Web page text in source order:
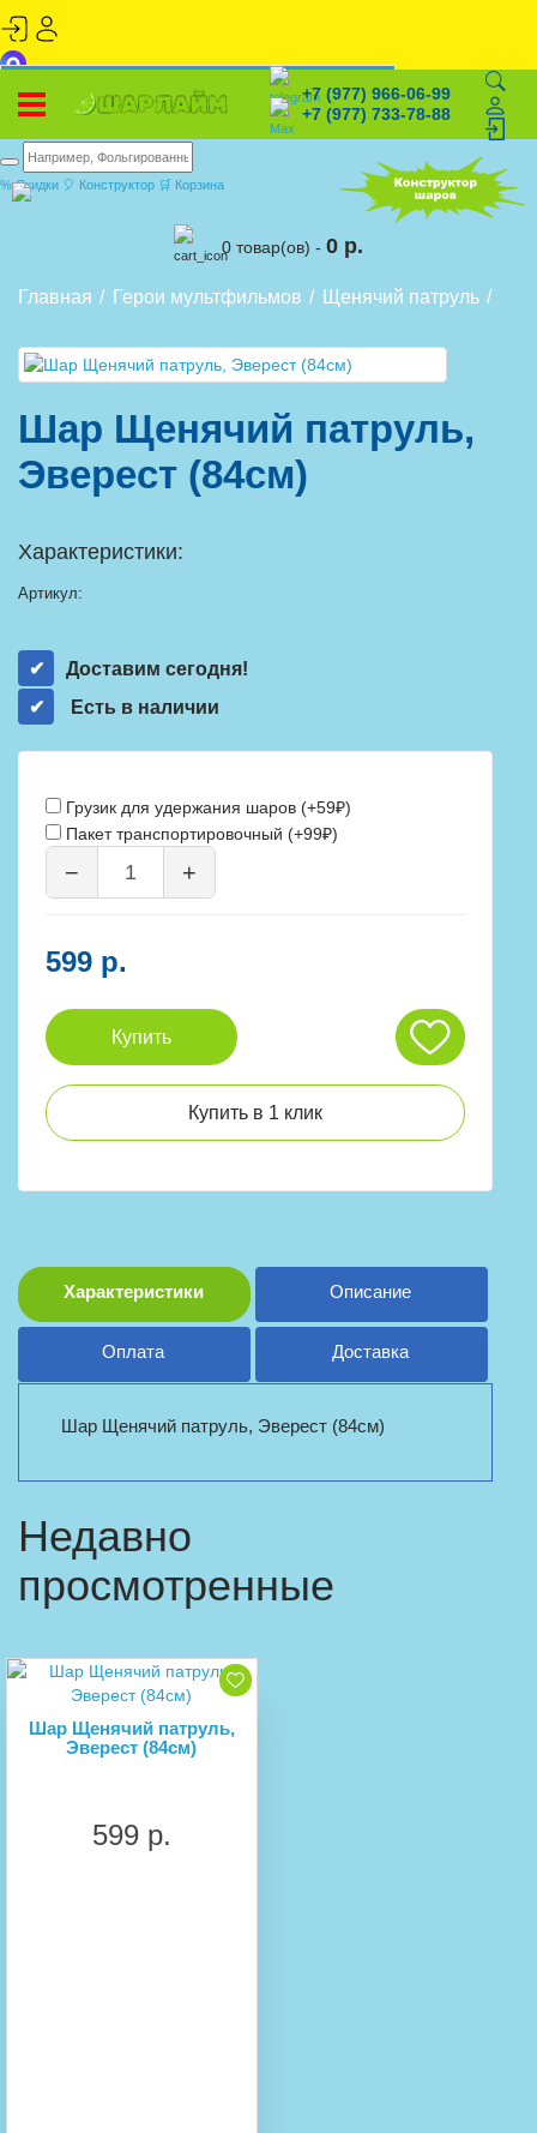
+7(977)966-06-99 +7(977)733-78-88
% Скидки 🎈 Конструктор 🛒 Корзина
x УСТАНОВИТЕ НАШЕ ПРИЛОЖЕНИЕ!+7 (977) 966-06-99
+7 (977) 733-78-88
0 товар(ов) - 0 р.
Главная Герои мультфильмов Щенячий патруль
Шар Щенячий патруль,
Эверест (84см)
Характеристики:
Артикул:
Доставим сегодня!
Есть в наличии
Грузик для удержания шаров (+59₽)
Пакет транспортировочный (+99₽)
− +
599 р.
Купить
Купить в 1 клик
Характеристики Описание
Оплата Доставка
Шар Щенячий патруль, Эверест (84см)
Недавно
просмотренные
Шар Щенячий патруль,
Эверест (84см)
599 р.